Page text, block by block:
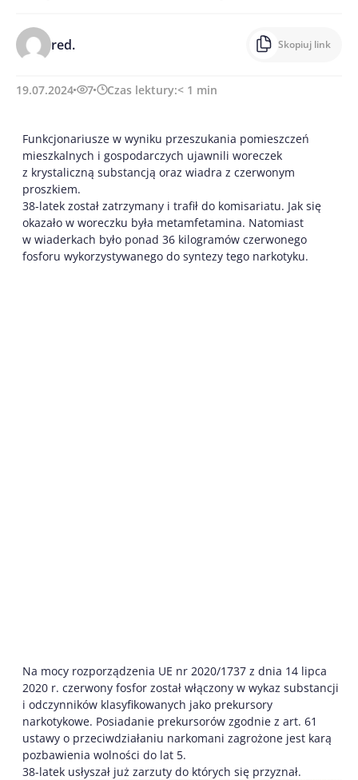
red. Skopiuj link
19.07.2024 7 Czas lektury:< 1 min
Funkcjonariusze w wyniku przeszukania pomieszczeń
mieszkalnych i gospodarczych ujawnili woreczek
z krystaliczną substancją oraz wiadra z czerwonym
proszkiem.
38-latek został zatrzymany i trafił do komisariatu. Jak się
okazało w woreczku była metamfetamina. Natomiast
w wiaderkach było ponad 36 kilogramów czerwonego
fosforu wykorzystywanego do syntezy tego narkotyku.
Na mocy rozporządzenia UE nr 2020/1737 z dnia 14 lipca
2020 r. czerwony fosfor został włączony w wykaz substancji
i odczynników klasyfikowanych jako prekursory
narkotykowe. Posiadanie prekursorów zgodnie z art. 61
ustawy o przeciwdziałaniu narkomani zagrożone jest karą
pozbawienia wolności do lat 5.
38-latek usłyszał już zarzuty do których się przyznał.